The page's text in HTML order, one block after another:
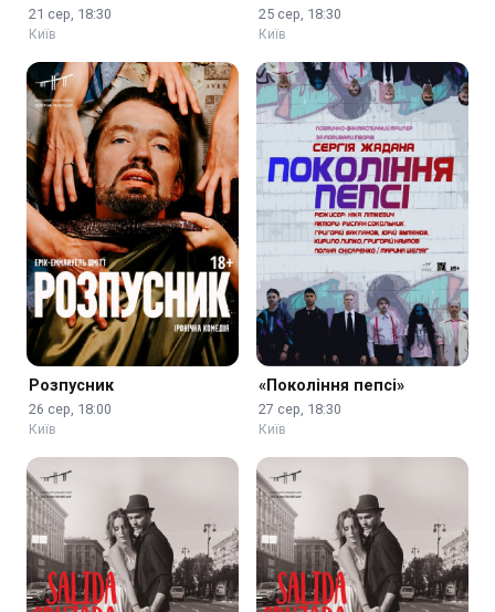
21 сер, 18:30
Київ
25 сер, 18:30
Київ
Розпусник
26 сер, 18:00
Київ
«Покоління пепсі»
27 сер, 18:30
Київ